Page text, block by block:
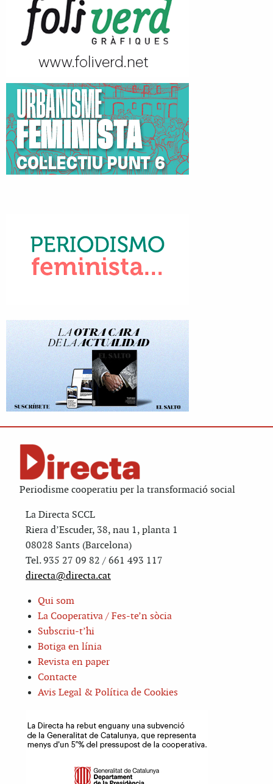
Periodisme cooperatiu per la transformació social
La Directa SCCL
Riera d’Escuder, 38, nau 1, planta 1
08028 Sants (Barcelona)
Tel. 935 27 09 82 / 661 493 117
directa@directa.cat
Qui som
La Cooperativa / Fes-te’n sòcia
Subscriu-t’hi
Botiga en línia
Revista en paper
Contacte
Avis Legal & Política de Cookies